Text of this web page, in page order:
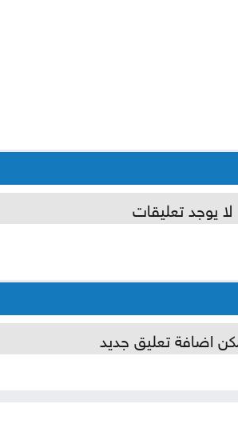
لا يوجد تعليقات
اضافة تعليق جديد